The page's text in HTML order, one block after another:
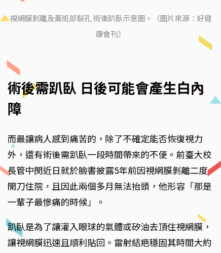
視網膜剝離及黃斑部裂孔 術後趴臥示意圖。（圖片來源：好健
康會刊）
術後需趴臥 日後可能會產生白內
障
而最讓病人感到痛苦的，除了不確定能否恢復視力
外，還有術後需趴臥一段時間帶來的不便。前臺大校
長管中閔近日就於臉書披露5年前因視網膜剝離二度
開刀住院，且因此兩個多月無法抬頭，他形容「那是
一輩子最慘痛的時候」。
趴臥是為了讓灌入眼球的氣體或矽油去頂住視網膜，
讓視網膜迅速且順利貼回。雷射結疤穩固其時間大約